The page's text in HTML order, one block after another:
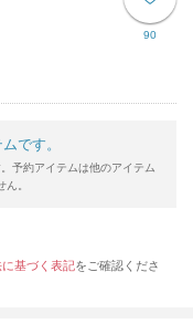
90
です。
予約アイテムは他のアイテム
。
基づく表記をご確認くださ